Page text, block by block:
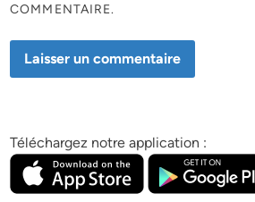
COMMENTAIRE.
Téléchargez notre application :